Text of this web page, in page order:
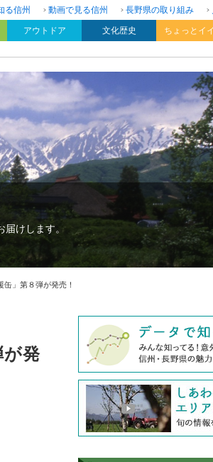
る信州 動画で見る信州 長野県の取り組み
アウトドア 文化歴史 ちょっとイ
届けします。
」第８弾が発売！
発